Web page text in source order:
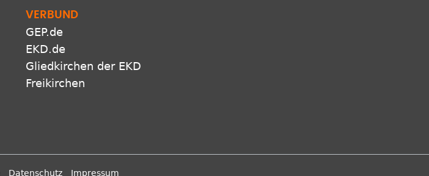
VERBUND
GEP.de
EKD.de
Gliedkirchen der EKD
Freikirchen
Datenschutz Impressum